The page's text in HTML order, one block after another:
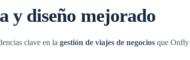
y diseño mejorado
clave en la gestión de viajes de negocios que Onfly